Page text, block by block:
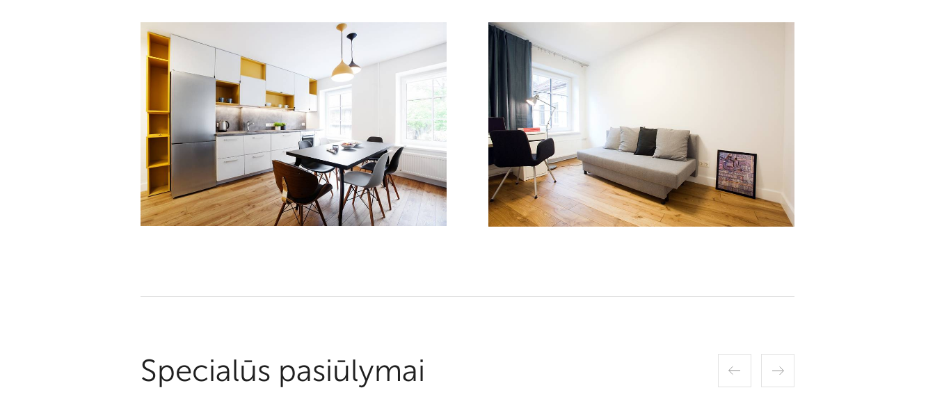
Specialūs pasiūlymai